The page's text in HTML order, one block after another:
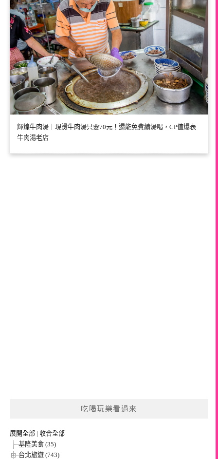
輝煌牛肉湯｜現燙牛肉湯只要70元！還能免費續湯喝，CP值爆表
牛肉湯老店
吃喝玩樂看過來
展開全部 | 收合全部
基隆美食 (35)
台北旅遊 (743)